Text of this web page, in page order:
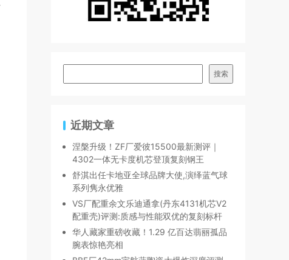
搜索
近期文章
涅槃升级！ZF厂爱彼15500最新测评｜
4302一体无卡度机芯登顶复刻钢王
舒淇出任卡地亚全球品牌大使,演绎蓝气球
系列隽永优雅
VS厂配重余文乐迪通拿(丹东4131机芯V2
配重壳)评测:质感与性能双优的复刻标杆
华人藏家重磅收藏！1.29 亿百达翡丽孤品
腕表惊艳亮相